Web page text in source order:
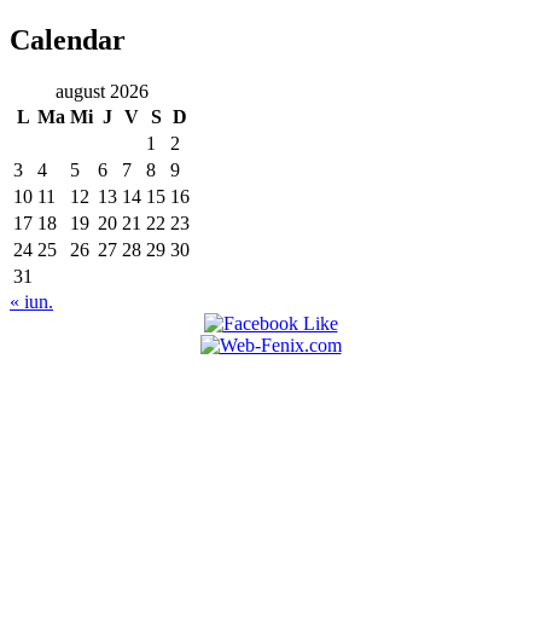
Calendar
august 2026
L Ma Mi J V S D
1
2
3
4 5 6 7 8
9
10 11 12 13 14 15 16
17 18 19 20 21 22 23
24 25 26 27 28 29 30
31
« iun.